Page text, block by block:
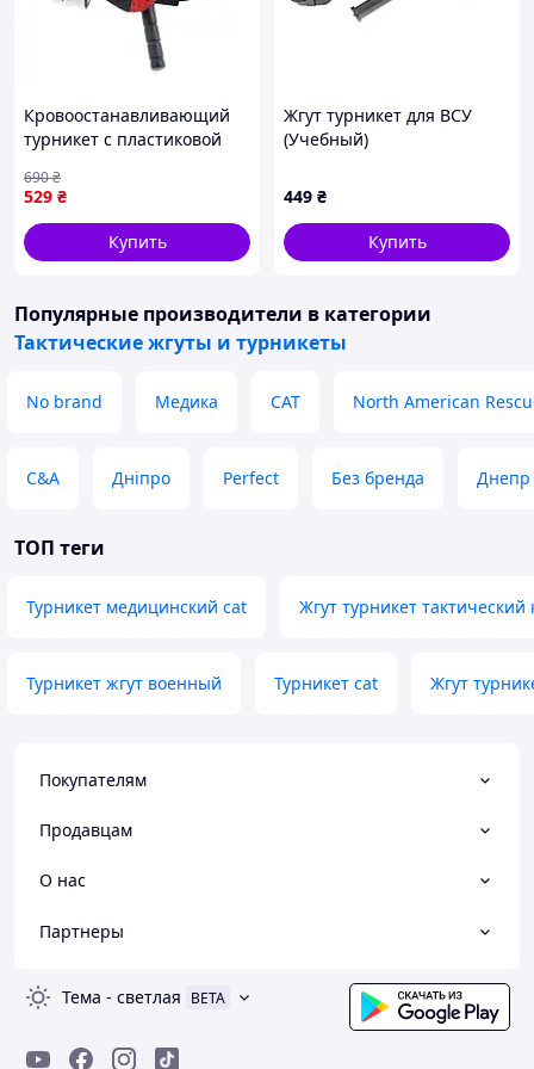
Кровоостанавливающий
турникет с пластиковой
38х95 см CAT
CombatApplicationTourniquet
Adver Кровоспинний
529 ₴
690₴
Купить
Жгут турникет для ВСУ
(Учебный)
449 ₴
Купить
Популярные производители в категории
Тактические жгуты и турникеты
No brand Медика CAT North American
C&A Дніпро Perfect Без бренда Днепр
ТОП теги
Турникет медицинский cat Жгут турникет
Турникет жгут военный Турникет cat Жгут
Покупателям
Продавцам
О нас
Партнеры
Тема - светлая BETA